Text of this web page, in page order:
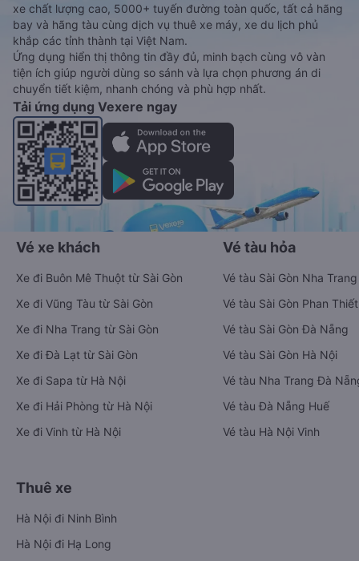
xe chất lượng cao, 5000+ tuyến đường toàn quốc, tất cả hãng
bay và hãng tàu cùng dịch vụ thuê xe máy, xe du lịch phủ
khắp các tỉnh thành tại Việt Nam.
Ứng dụng hiển thị thông tin đầy đủ, minh bạch cùng vô vàn
tiện ích giúp người dùng so sánh và lựa chọn phương án di
chuyển tiết kiệm, nhanh chóng và phù hợp nhất.
Tải ứng dụng Vexere ngay
Vé xe khách
Xe đi Buôn Mê Thuột từ Sài Gòn
Xe đi Vũng Tàu từ Sài Gòn
Xe đi Nha Trang từ Sài Gòn
Xe đi Đà Lạt từ Sài Gòn
Xe đi Sapa từ Hà Nội
Xe đi Hải Phòng từ Hà Nội
Xe đi Vinh từ Hà Nội
Vé tàu hỏa
Vé tàu Sài Gòn Nha Trang
Vé tàu Sài Gòn Phan Thiết
Vé tàu Sài Gòn Đà Nẵng
Vé tàu Sài Gòn Hà Nội
Vé tàu Nha Trang Đà
Vé tàu Đà Nẵng Huế
Vé tàu Hà Nội Vinh
Thuê xe
Hà Nội đi Ninh Bình
Hà Nội đi Hạ Long